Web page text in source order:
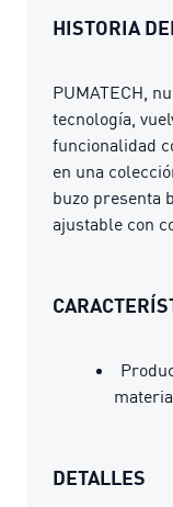
HISTORIA
PUMATECH,
tecnología,
funcionalidad
en una
buzo presenta
ajustable con
DETALLES